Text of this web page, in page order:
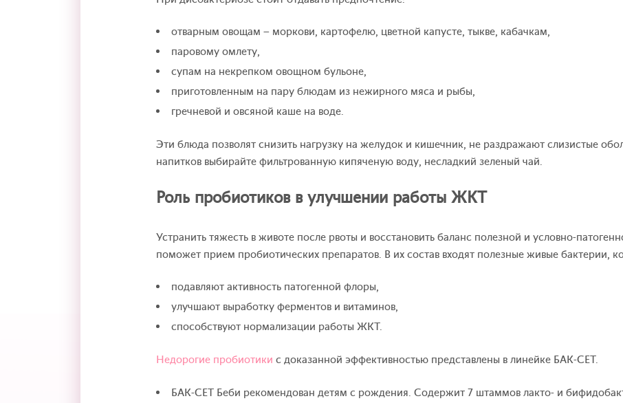
отварным овощам – моркови, картофелю, цветной капусте, тыкве, кабачкам,
паровому омлету,
супам на некрепком овощном бульоне,
приготовленным на пару блюдам из нежирного мяса и рыбы,
гречневой и овсяной каше на воде.
Эти блюда позволят снизить нагрузку на желудок и кишечник, не раздражают слизистые
напитков выбирайте фильтрованную кипяченую воду, несладкий зеленый чай.
Роль пробиотиков в улучшении работы ЖКТ
Устранить тяжесть в животе после рвоты и восстановить баланс полезной и условно-
поможет прием пробиотических препаратов. В их состав входят полезные живые бактерии,
подавляют активность патогенной флоры,
улучшают выработку ферментов и витаминов,
способствуют нормализации работы ЖКТ.
Недорогие пробиотики с доказанной эффективностью представлены в линейке БАК-СЕТ.
БАК-СЕТ Беби рекомендован детям с рождения. Содержит 7 штаммов лакто- и